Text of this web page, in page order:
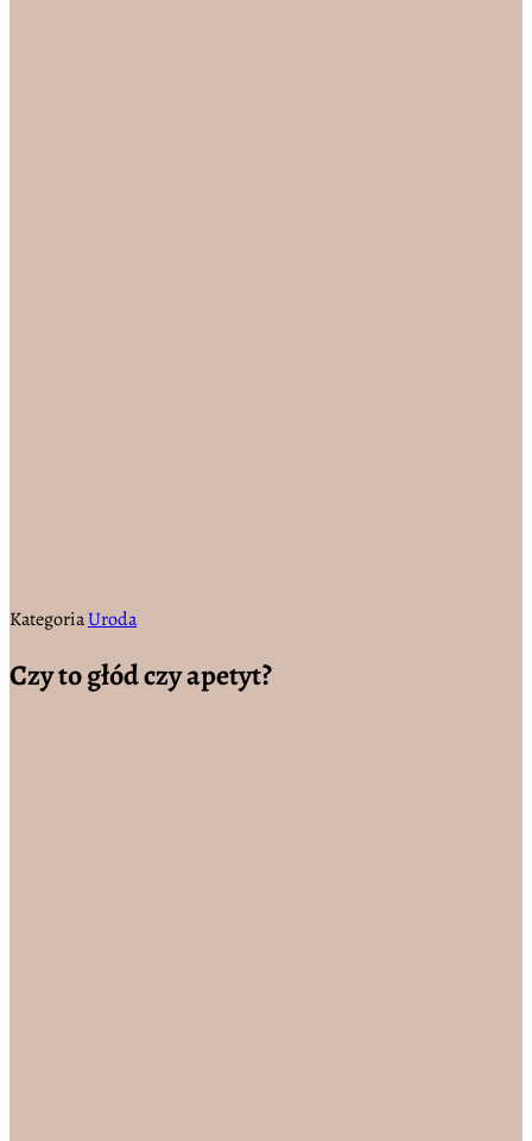
KategoriaUroda
Czy to głód czy apetyt?